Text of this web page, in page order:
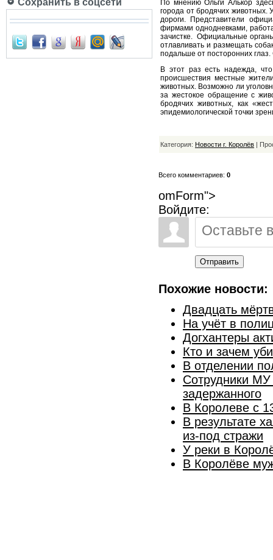
Сохранить в соцсети
По мнению Ольги Алькор
города от бродячих животных.
дороги. Представители
фирмами однодневками,
зачистке. Официальные
отлавливать и размещать
подальше от посторонних
В этот раз есть надежда,
происшествия местные
животных. Возможно ли
за жестокое обращение с
бродячих животных, как
эпидемиологической точки
Категория: Новости г. Королёв |
Всего комментариев: 0
omForm">
Войдите:
Отправить
Похожие новости:
Двадцать
На учёт в
Догхантеры
Кто и зачем
В отделении
Сотрудники
задержанного
В Королеве c
В результате
из-под стражи
У реки в
В Королёве